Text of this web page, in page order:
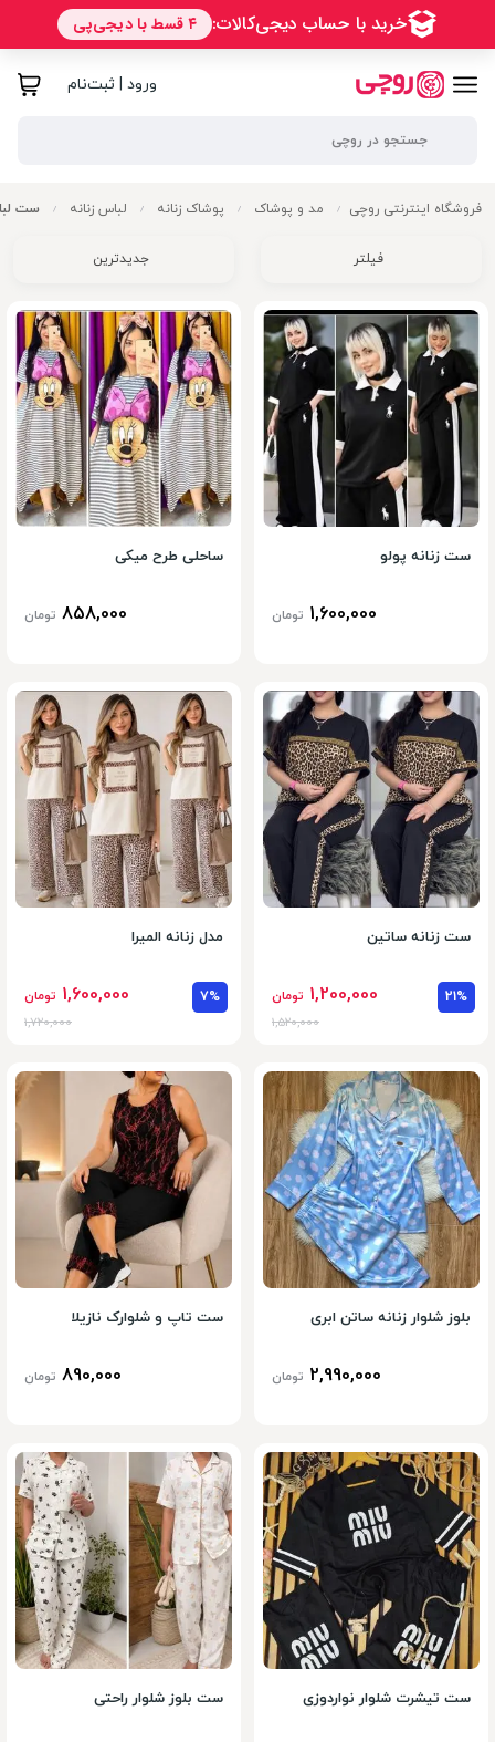
ورود | ثبت‌نام
فروشگاه اینترنتی روچی / مد و پوشاک / پوشاک زنانه / لباس زنانه / ست
فیلتر جدیدترین
ست زنانه پولو
1,600,000 تومان
ساحلی طرح میکی
858,000 تومان
ست زنانه ساتین
21%
1,200,000 تومان
1,520,000
مدل زنانه المیرا
7%
1,600,000 تومان
1,720,000
بلوز شلوار زنانه ساتن ابری
2,990,000 تومان
ست تاپ و شلوارک نازیلا
890,000 تومان
ست تیشرت شلوار نواردوزی ست بلوز شلوار راحتی